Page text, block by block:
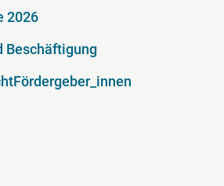
2026
Beschäftigung
Fördergeber_innen
2